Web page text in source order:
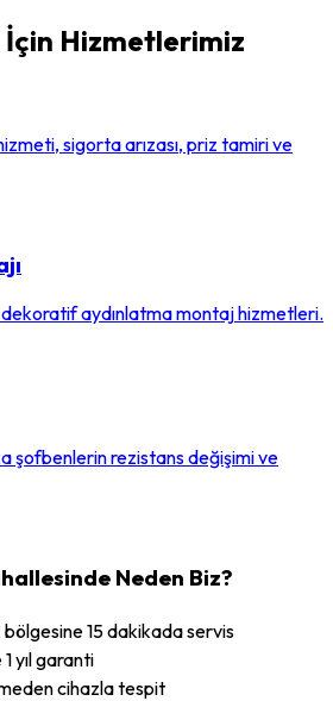
İçin Hizmetlerimiz
sigorta arızası, priz tamiri ve
aydınlatma montaj hizmetleri.
şofbenlerin rezistans değişimi ve
Neden Biz?
15 dakikada servis
yıl garanti
cihazla tespit